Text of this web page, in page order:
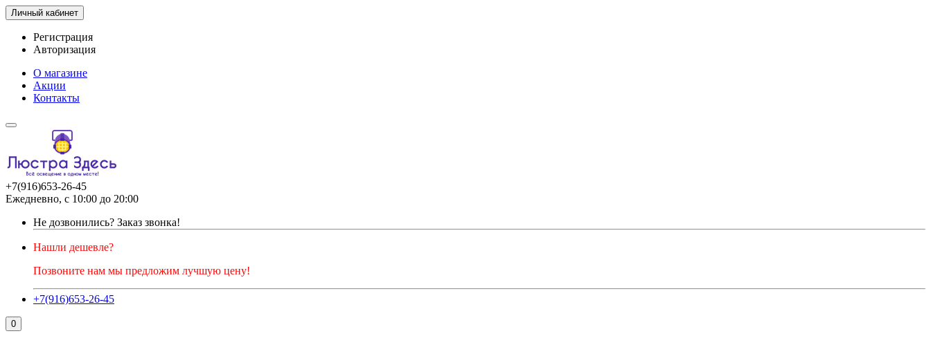
Личный кабинет
Регистрация
Авторизация
О магазине
Акции
Контакты
+7(916)653-26-45
Ежедневно, с 10:00 до 20:00
Не дозвонились? Заказ звонка!
Нашли дешевле?
Позвоните нам мы предложим лучшую цену!
+7(916)653-26-45
0